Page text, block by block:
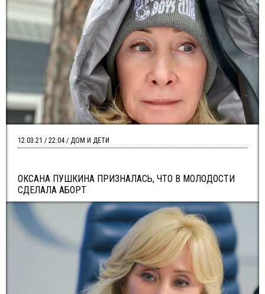
ОКСАНА ПУШКИНА ПРИЗНАЛАСЬ, ЧТО В МОЛОДОСТИ
СДЕЛАЛА АБОРТ
12.03.21 / 22:04 / ДОМ И ДЕТИ